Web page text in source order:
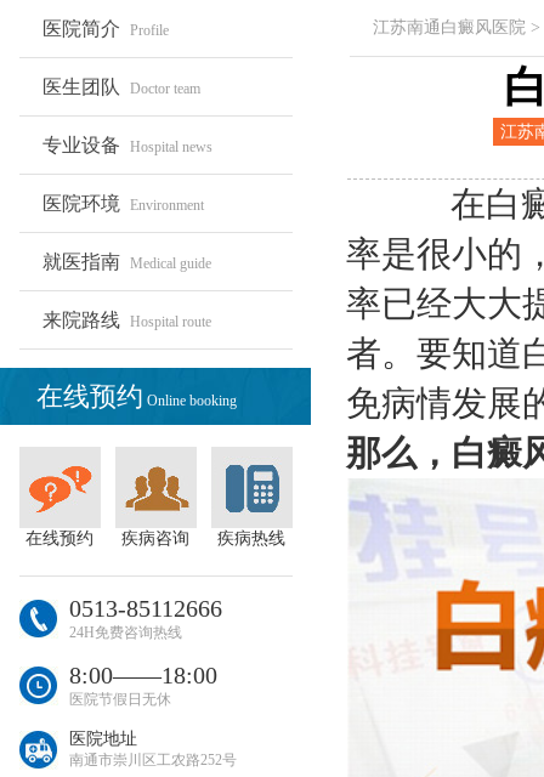
医院简介 Profile
医生团队 Doctor team
专业设备 Hospital news
医院环境 Environment
就医指南 Medical guide
来院路线 Hospital route
在线预约 Online booking
在线预约 疾病咨询 疾病热线
0513-85112666
24H免费咨询热线
8:00――18:00
医院节假日无休
医院地址
南通市崇川区工农路252号
江苏南通白癜风医院
江苏
院
在白癜
率是很小的
率已经大大
者。要知道
免病情发展
那么，白癜